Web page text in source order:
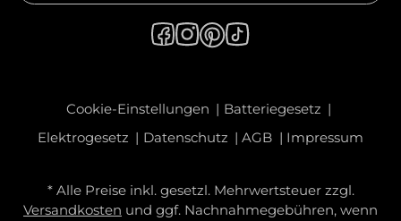
Cookie-Einstellungen
Batteriegesetz
Elektrogesetz
Datenschutz AGB Impressum
* Alle Preise inkl. gesetzl. Mehrwertsteuer zzgl.
Versandkosten und ggf. Nachnahmegebühren, wenn